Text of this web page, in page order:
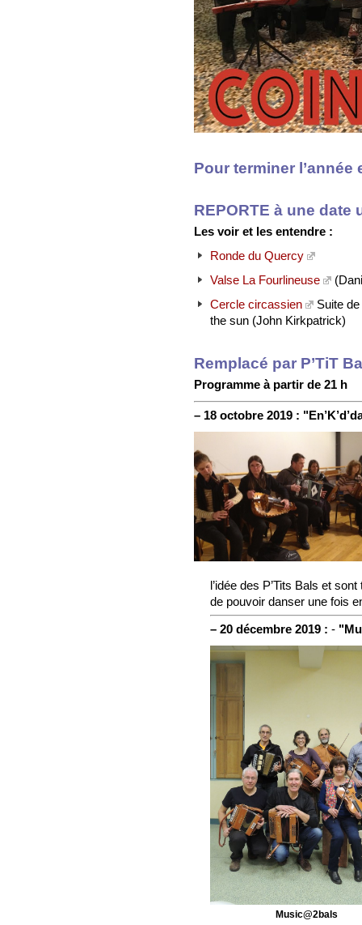
Pour terminer l’année
REPORTE à une date
Les voir et les entendre :
Ronde du Quercy
Valse La Fourlineuse
Cercle circassien
Suite
the sun (John Kirkpatrick)
Remplacé par P’TiT
Programme à partir de 21 h
– 18 octobre 2019 :
l’idée des P’Tits Bals et
de pouvoir danser une fois
– 20 décembre 2019 : -
Music@2bals